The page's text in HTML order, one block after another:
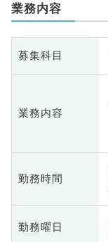
業務内容
募集科目
業務内容
勤務時間
勤務曜日